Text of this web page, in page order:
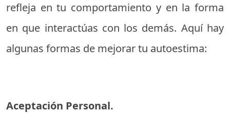
refleja en tu comportamiento y en la forma
en que interactúas con los demás. Aquí hay
algunas formas de mejorar tu autoestima:
Aceptación Personal.